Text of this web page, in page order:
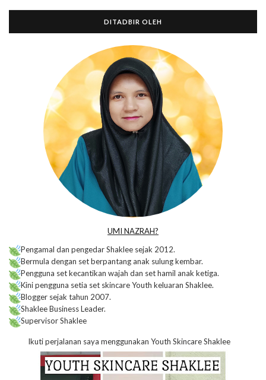
DITADBIR OLEH
UMI NAZRAH?
Pengamal dan pengedar Shaklee sejak 2012.
Bermula dengan set berpantang anak sulung kembar.
Pengguna set kecantikan wajah dan set hamil anak ketiga.
Kini pengguna setia set skincare Youth keluaran Shaklee.
Blogger sejak tahun 2007.
Shaklee Business Leader.
Supervisor Shaklee
Ikuti perjalanan saya menggunakan Youth Skincare Shaklee